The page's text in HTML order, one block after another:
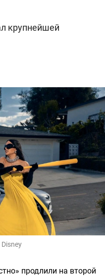
крупнейшей
Disney
продлили на второй